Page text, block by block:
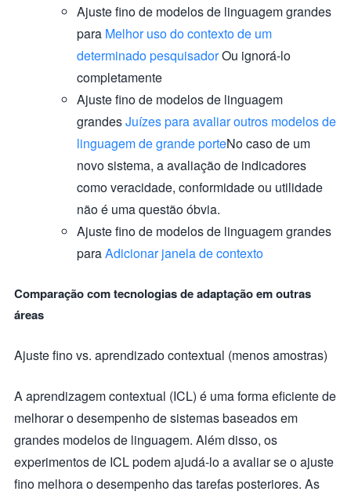
Ajuste fino de modelos de linguagem grandes
para Melhor uso do contexto de um
determinado pesquisadorOu ignorá-lo
completamente
Ajuste fino de modelos de linguagem
grandesJuízes para avaliar outros modelos de
linguagem de grande porteNo caso de um
novo sistema, a avaliação de indicadores
como veracidade, conformidade ou utilidade
não é uma questão óbvia.
Ajuste fino de modelos de linguagem grandes
paraAdicionar janela de contexto
Comparação com tecnologias de adaptação em outras
áreas
Ajuste fino vs. aprendizado contextual (menos amostras)
A aprendizagem contextual (ICL) é uma forma eficiente de
melhorar o desempenho de sistemas baseados em
grandes modelos de linguagem. Além disso, os
experimentos de ICL podem ajudá-lo a avaliar se o ajuste
fino melhora o desempenho das tarefas posteriores. As